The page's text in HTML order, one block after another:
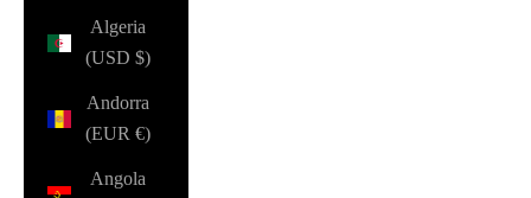
Algeria
(USD $)
Andorra
(EUR €)
Angola